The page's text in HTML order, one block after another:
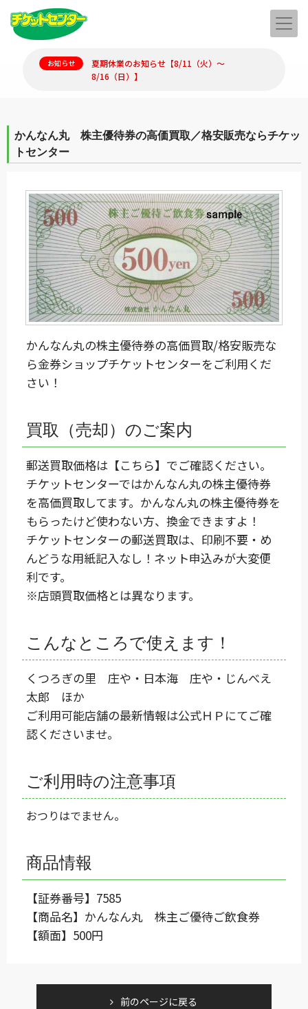
お知らせ
夏期休業のお知らせ【8/11（火）～
8/16（日）】
かんなん丸 株主優待券の高価買取／格安販売ならチケッ
トセンター
かんなん丸の株主優待券の高価買取/格安販売な
ら金券ショップチケットセンターをご利用くだ
さい！
買取（売却）のご案内
郵送買取価格は 【こちら】 でご確認ください。
チケットセンターではかんなん丸の株主優待券
を高価買取してます。かんなん丸の株主優待券を
もらったけど使わない方、換金できますよ！
チケットセンターの郵送買取は、印刷不要・め
んどうな用紙記入なし！ネット申込みが大変便
利です。
※店頭買取価格とは異なります。
こんなところで使えます！
くつろぎの里 庄や・日本海 庄や・じんべえ
太郎 ほか
ご利用可能店舗の最新情報は公式ＨＰ にてご確
認くださいませ。
ご利用時の注意事項
おつりはでません。
商品情報
【証券番号】7585
【商品名】かんなん丸 株主ご優待ご飲食券
【額面】500円
前のページに戻る